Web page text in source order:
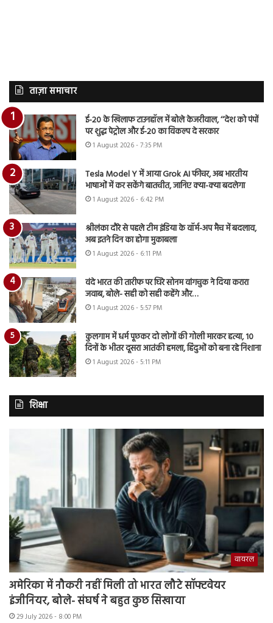
ताज़ा समाचार
ई-20 के खिलाफ टाउनहॉल में बोले केजरीवाल, ‘‘देश को पंपों
पर शुद्ध पेट्रोल और ई-20 का विकल्प दे सरकार
1 August 2026 - 7:35 PM
Tesla Model Y में आया Grok AI फीचर, अब भारतीय
भाषाओं में कर सकेंगे बातचीत, जानिए क्या-क्या बदलेगा
1 August 2026 - 6:42 PM
श्रीलंका दौरे से पहले टीम इंडिया के वॉर्म-अप मैच में बदलाव,
अब इतने दिन का होगा मुकाबला
1 August 2026 - 6:11 PM
वंदे भारत की तारीफ पर घिरे सोनम वांगचुक ने दिया करारा
जवाब, बोले- सही को सही कहेंगे और…
1 August 2026 - 5:57 PM
कुलगाम में धर्म पूछकर दो लोगों की गोली मारकर हत्या, 10
दिनों के भीतर दूसरा आतंकी हमला, हिंदुओं को बना रहे निशाना
1 August 2026 - 5:11 PM
शिक्षा
वायरल
अमेरिका में नौकरी नहीं मिली तो भारत लौटे सॉफ्टवेयर
इंजीनियर, बोले- संघर्ष ने बहुत कुछ सिखाया
29 July 2026 - 8:00 PM